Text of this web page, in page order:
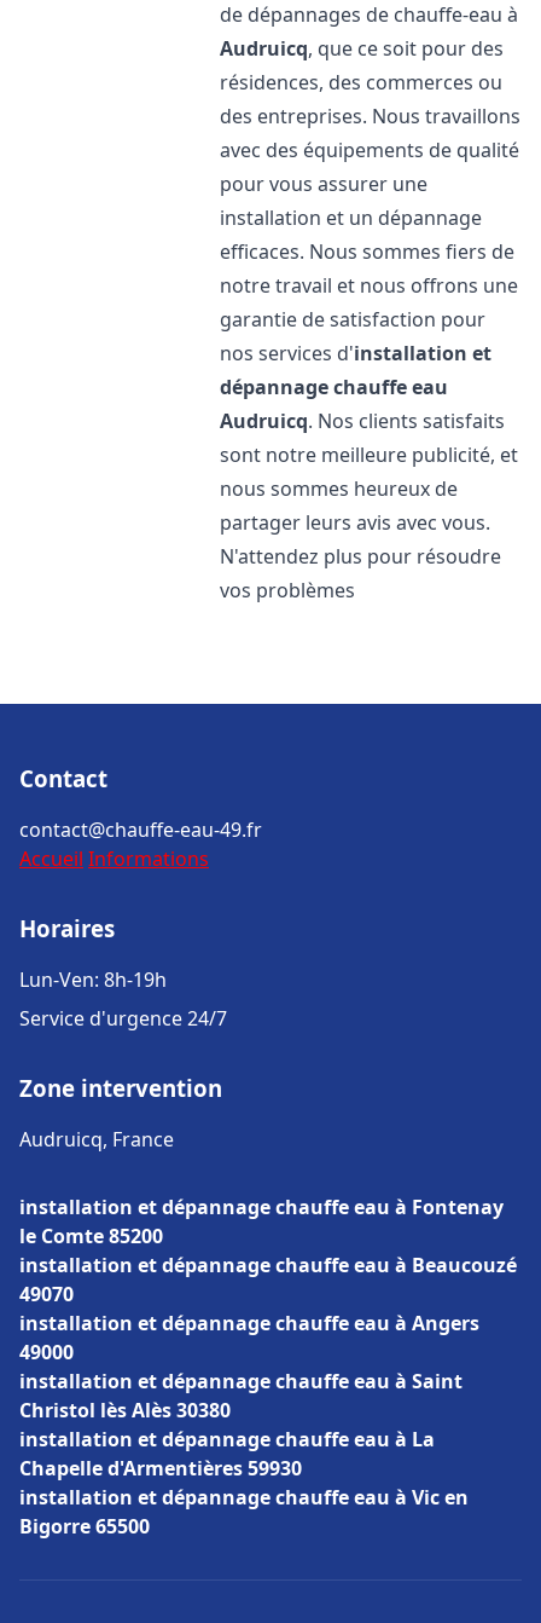
de dépannages de chauffe-eau à
Audruicq, que ce soit pour des
résidences, des commerces ou
des entreprises. Nous travaillons
avec des équipements de qualité
pour vous assurer une
installation et un dépannage
efficaces. Nous sommes fiers de
notre travail et nous offrons une
garantie de satisfaction pour
nos services d'installation et
dépannage chauffe eau
Audruicq. Nos clients satisfaits
sont notre meilleure publicité, et
nous sommes heureux de
partager leurs avis avec vous.
N'attendez plus pour résoudre
vos problèmes
Contact
contact@chauffe-eau-49.fr
Accueil Informations
Horaires
Lun-Ven: 8h-19h
Service d'urgence 24/7
Zone intervention
Audruicq, France
installation et dépannage chauffe eau à Fontenay
le Comte 85200
installation et dépannage chauffe eau à Beaucouzé
49070
installation et dépannage chauffe eau à Angers
49000
installation et dépannage chauffe eau à Saint
Christol lès Alès 30380
installation et dépannage chauffe eau à La
Chapelle d'Armentières 59930
installation et dépannage chauffe eau à Vic en
Bigorre 65500